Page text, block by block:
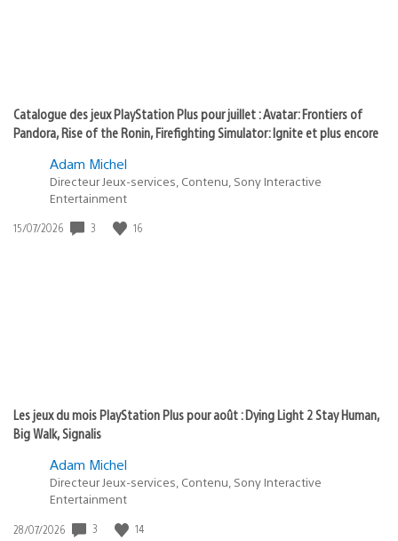
Catalogue des jeux PlayStation Plus pour juillet : Avatar: Frontiers of
Pandora, Rise of the Ronin, Firefighting Simulator: Ignite et plus encore
Adam Michel
Directeur Jeux-services, Contenu, Sony Interactive
Entertainment
Date
15/07/2026 3 16
Les jeux du mois PlayStation Plus pour août : Dying Light 2 Stay Human,
Big Walk, Signalis
Adam Michel
Directeur Jeux-services, Contenu, Sony Interactive
Entertainment
Date
28/07/2026 3 14